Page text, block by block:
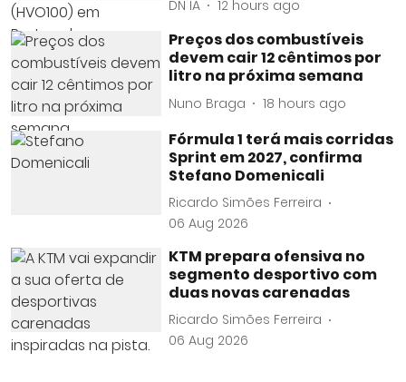
DN IA 12 hours ago
Preços dos combustíveis
devem cair 12 cêntimos por
litro na próxima semana
Nuno Braga 18 hours ago
Fórmula 1 terá mais corridas
Sprint em 2027, confirma
Stefano Domenicali
Ricardo Simões Ferreira
06 Aug 2026
KTM prepara ofensiva no
segmento desportivo com
duas novas carenadas
Ricardo Simões Ferreira
06 Aug 2026